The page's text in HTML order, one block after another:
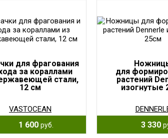
для фрагования
за кораллами
стали,
12 см
VASTOCEAN
1 600 руб.
для
растений
изогнутые
3 330